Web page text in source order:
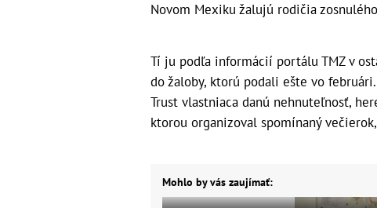
Novom Mexiku žalujú rodičia
Tí ju podľa informácií portálu TMZ v
do žaloby, ktorú podali ešte vo
Trust vlastniaca danú nehnuteľnosť,
ktorou organizoval spomínaný
Mohlo by vás zaujímať: